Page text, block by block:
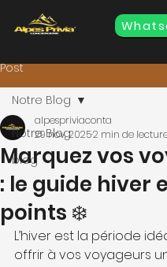
Post
Notre Blog
blog
Notre Blog
Marquez vos
: le guide hiver
points ❄️
alpespriviaconta
29 nov. 20252 min de
L’hiver est la période
offrir à vos voyageurs